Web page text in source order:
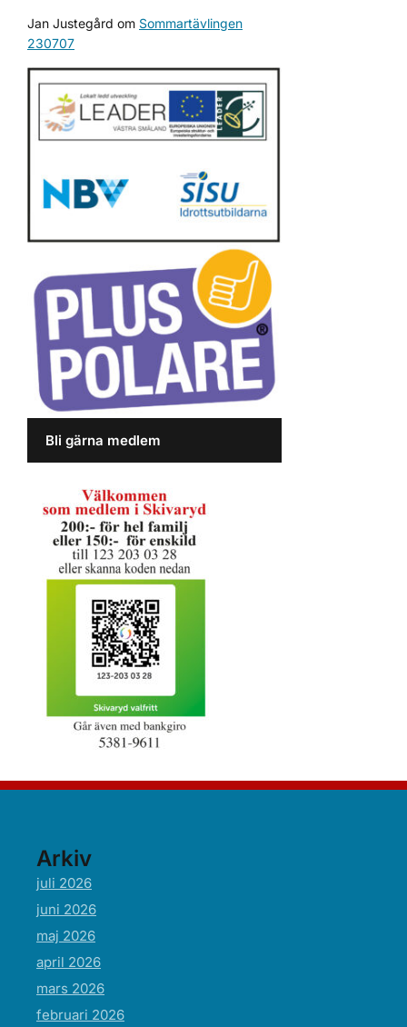
Jan Justegård om Sommartävlingen
230707
Bli gärna medlem
Arkiv
juli 2026
juni 2026
maj 2026
april 2026
mars 2026
februari 2026